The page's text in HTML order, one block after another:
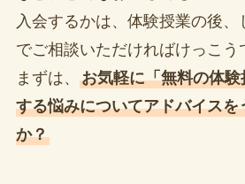
入会するかは、体験授業の後
でご相談いただければけっこう
まずは、 お気軽に「無料の体
する悩みについてアドバイスを
か？